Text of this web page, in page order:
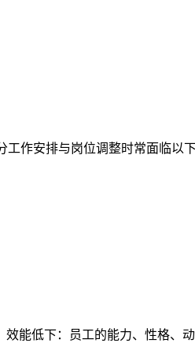
作安排与岗位调整时常面临以下
能低下：员工的能力、性格、动